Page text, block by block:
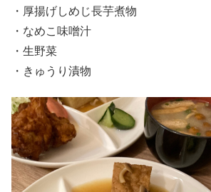
・厚揚げしめじ長芋煮物
・なめこ味噌汁
・生野菜
・きゅうり漬物